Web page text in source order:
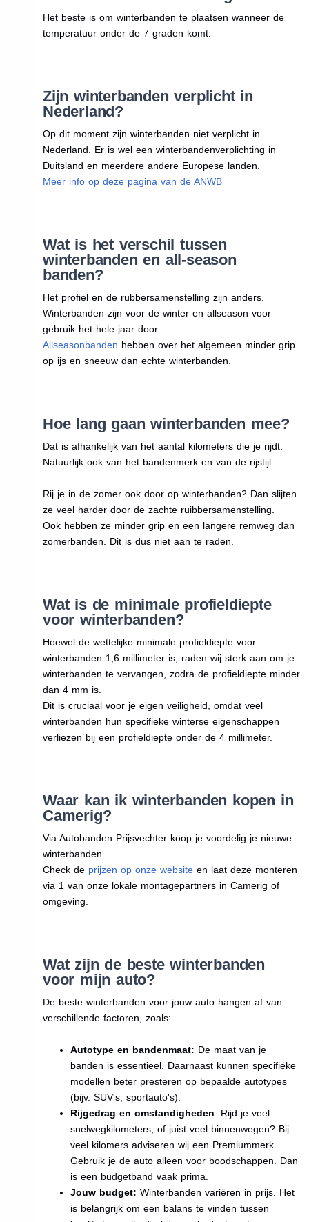
Het beste is om winterbanden te plaatsen wanneer de
temperatuur onder de 7 graden komt.
Zijn winterbanden verplicht in
Nederland?
Op dit moment zijn winterbanden niet verplicht in
Nederland. Er is wel een winterbandenverplichting in
Duitsland en meerdere andere Europese landen.
Meer info op deze pagina van de ANWB
Wat is het verschil tussen
winterbanden en all-season
banden?
Het profiel en de rubbersamenstelling zijn anders.
Winterbanden zijn voor de winter en allseason voor
gebruik het hele jaar door.
Allseasonbanden hebben over het algemeen minder grip
op ijs en sneeuw dan echte winterbanden.
Hoe lang gaan winterbanden mee?
Dat is afhankelijk van het aantal kilometers die je rijdt.
Natuurlijk ook van het bandenmerk en van de rijstijl.
Rij je in de zomer ook door op winterbanden? Dan slijten
ze veel harder door de zachte ruibbersamenstelling.
Ook hebben ze minder grip en een langere remweg dan
zomerbanden. Dit is dus niet aan te raden.
Wat is de minimale profieldiepte
voor winterbanden?
Hoewel de wettelijke minimale profieldiepte voor
winterbanden 1,6 millimeter is, raden wij sterk aan om je
winterbanden te vervangen, zodra de profieldiepte minder
dan 4 mm is.
Dit is cruciaal voor je eigen veiligheid, omdat veel
winterbanden hun specifieke winterse eigenschappen
verliezen bij een profieldiepte onder de 4 millimeter.
Waar kan ik winterbanden kopen in
Camerig?
Via Autobanden Prijsvechter koop je voordelig je nieuwe
winterbanden.
Check de prijzen op onze websiteen laat deze monteren
via 1 van onze lokale montagepartners in Camerig of
omgeving.
Wat zijn de beste winterbanden
voor mijn auto?
De beste winterbanden voor jouw auto hangen af van
verschillende factoren, zoals:
Autotype en bandenmaat: De maat van je
banden is essentieel. Daarnaast kunnen specifieke
modellen beter presteren op bepaalde autotypes
(bijv. SUV's, sportauto's).
Rijgedrag en omstandigheden: Rijd je veel
snelwegkilometers, of juist veel binnenwegen? Bij
veel kilomers adviseren wij een Premiummerk.
Gebruik je de auto alleen voor boodschappen. Dan
is een budgetband vaak prima.
Jouw budget: Winterbanden variëren in prijs. Het
is belangrijk om een balans te vinden tussen